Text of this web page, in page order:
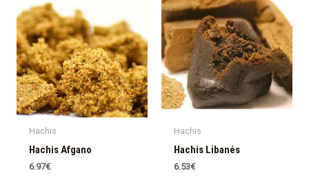
Hachis
Hachis Afgano
6.97€
Hachis
Hachis Libanés
6.53€